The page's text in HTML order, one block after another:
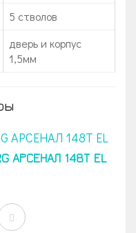
5 стволов
дверь и корпус
1,5мм
АРСЕНАЛ 148Т EL